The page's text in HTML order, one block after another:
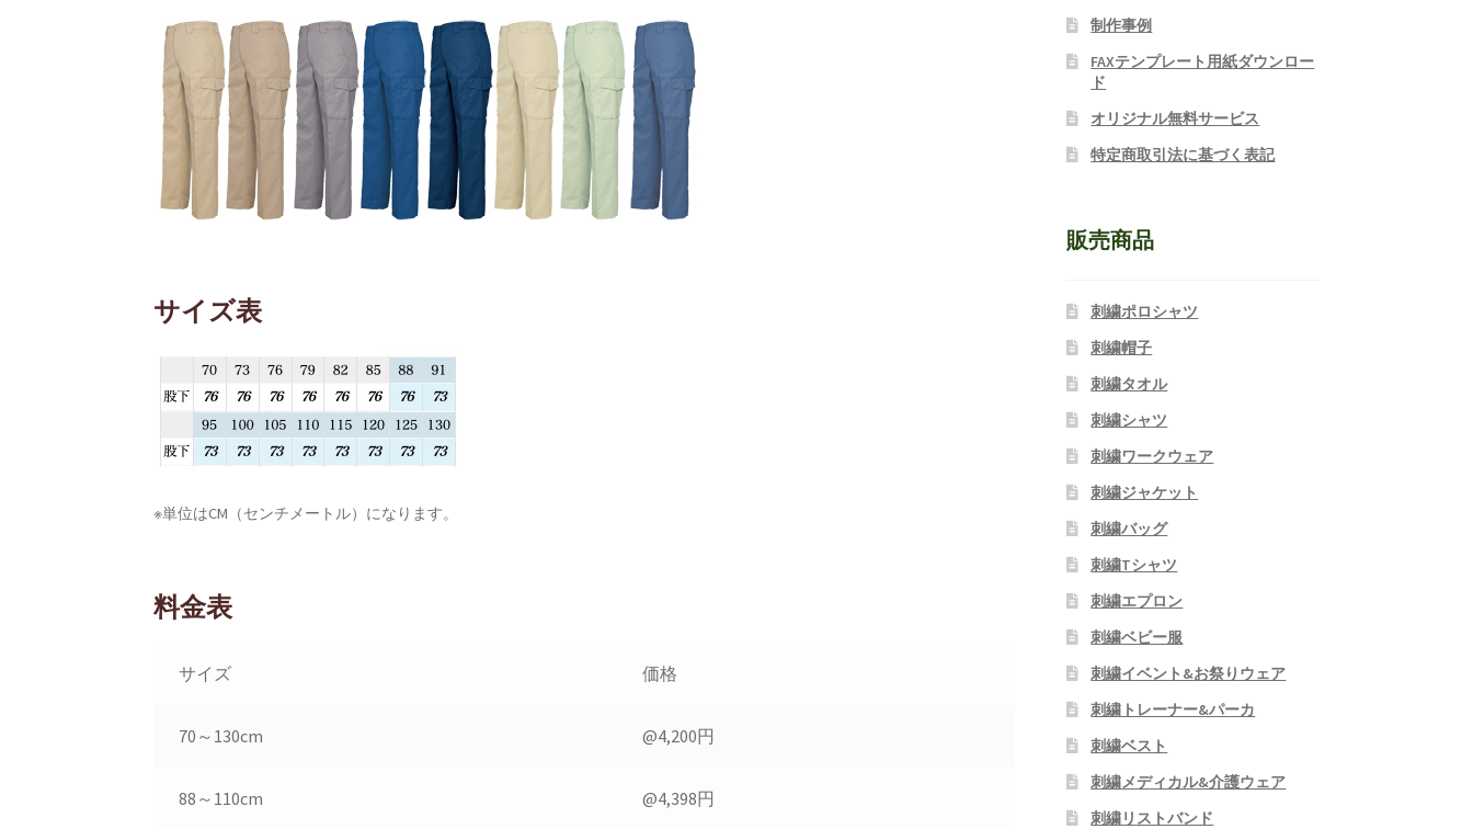
サイズ表
※単位はCM（センチメートル）になります。
料金表
サイズ 価格
70～130cm @4,200円
88～110cm @4,398円
制作事例
FAXテンプレート用紙ダウンロー
ド
オリジナル無料サービス
特定商取引法に基づく表記
販売商品
刺繍ポロシャツ
刺繍帽子
刺繍タオル
刺繍シャツ
刺繍ワークウェア
刺繍ジャケット
刺繍バッグ
刺繍Tシャツ
刺繍エプロン
刺繍ベビー服
刺繍イベント&お祭りウェア
刺繍トレーナー&パーカ
刺繍ベスト
刺繍メディカル&介護ウェア
刺繍リストバンド